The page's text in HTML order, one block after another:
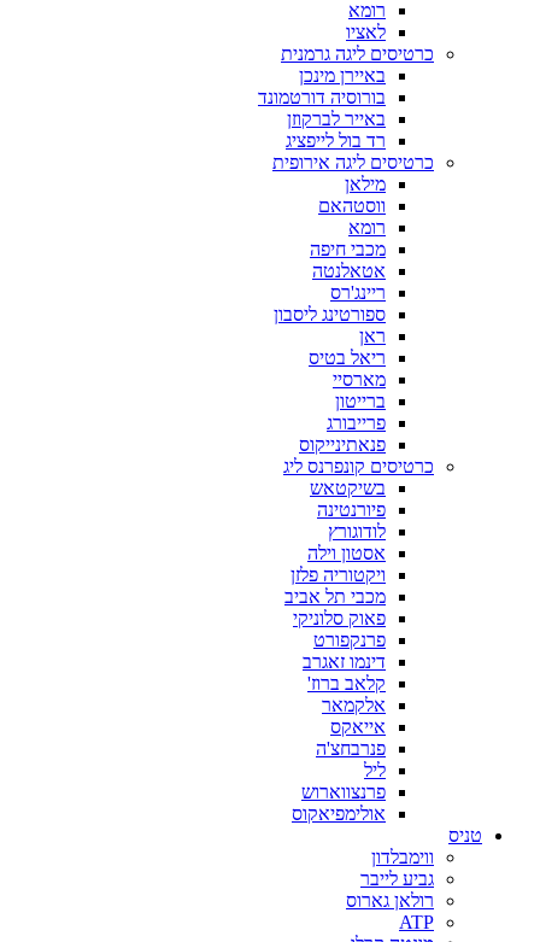
רומא
לאציו
כרטיסים ליגה גרמנית
באיירן מינכן
בורוסיה דורטמונד
באייר לברקוזן
רד בול לייפציג
כרטיסים ליגה אירופית
מילאן
ווסטהאם
רומא
מכבי חיפה
אטאלנטה
ריינג'רס
ספורטינג ליסבון
ראן
ריאל בטיס
מארסיי
ברייטון
פרייבורג
פנאתינייקוס
כרטיסים קונפרנס ליג
בשיקטאש
פיורנטינה
לודוגורץ
אסטון וילה
ויקטוריה פלזן
מכבי תל אביב
פאוק סלוניקי
פרנקפורט
דינמו זאגרב
קלאב ברוז'
אלקמאר
אייאקס
פנרבחצ'ה
ליל
פרנצווארוש
אולימפיאקוס
טניס
ווימבלדון
גביע לייבר
רולאן גארוס
ATP